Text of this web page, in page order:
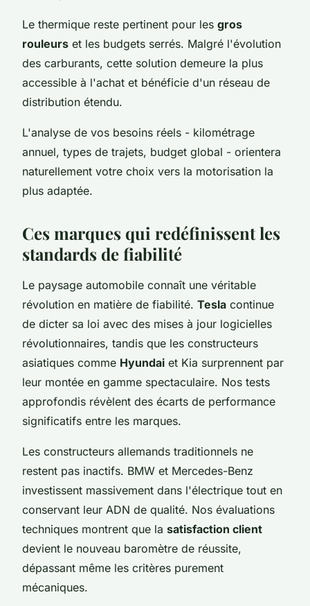
Le thermique reste pertinent pour les gros
rouleurs et les budgets serrés. Malgré l'évolution
des carburants, cette solution demeure la plus
accessible à l'achat et bénéficie d'un réseau de
distribution étendu.
L'analyse de vos besoins réels - kilométrage
annuel, types de trajets, budget global - orientera
naturellement votre choix vers la motorisation la
plus adaptée.
Ces marques qui redéfinissent les
standards de fiabilité
Le paysage automobile connaît une véritable
révolution en matière de fiabilité. Tesla continue
de dicter sa loi avec des mises à jour logicielles
révolutionnaires, tandis que les constructeurs
asiatiques comme Hyundai et Kia surprennent par
leur montée en gamme spectaculaire. Nos tests
approfondis révèlent des écarts de performance
significatifs entre les marques.
Les constructeurs allemands traditionnels ne
restent pas inactifs. BMW et Mercedes-Benz
investissent massivement dans l'électrique tout en
conservant leur ADN de qualité. Nos évaluations
techniques montrent que la satisfaction client
devient le nouveau baromètre de réussite,
dépassant même les critères purement
mécaniques.